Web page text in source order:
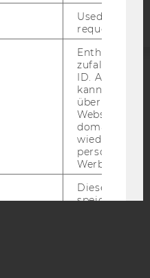
Used to
request rate.
Enthält eine
ID. Anhand
kann Google
über
Websites
Werbung
Dieses Cookie
speichert